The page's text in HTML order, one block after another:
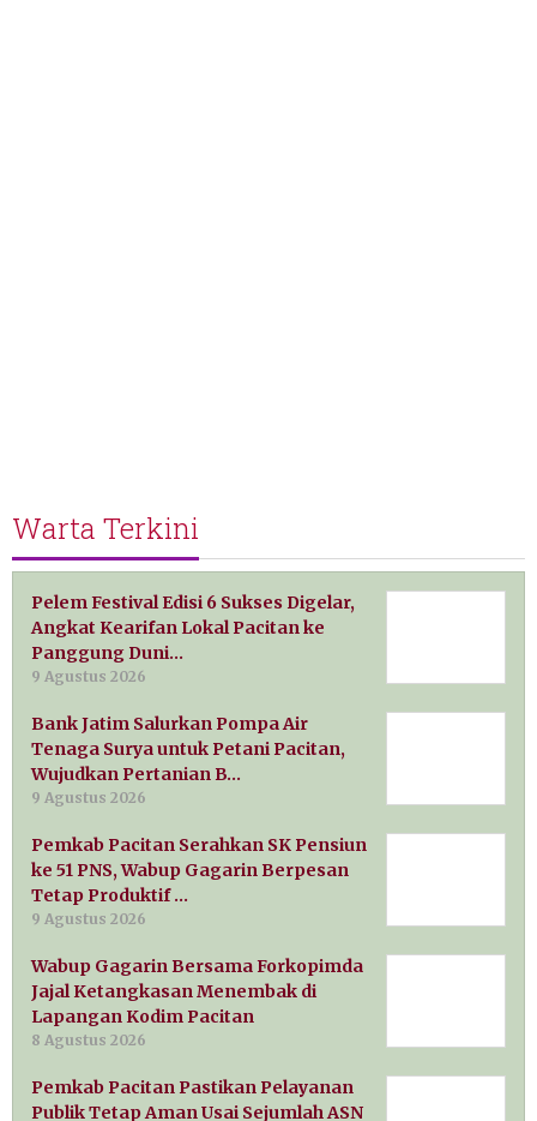
Warta Terkini
Pelem Festival Edisi 6 Sukses Digelar,
Angkat Kearifan Lokal Pacitan ke
Panggung Duni…
9 Agustus 2026
Bank Jatim Salurkan Pompa Air
Tenaga Surya untuk Petani Pacitan,
Wujudkan Pertanian B…
9 Agustus 2026
Pemkab Pacitan Serahkan SK Pensiun
ke 51 PNS, Wabup Gagarin Berpesan
Tetap Produktif …
9 Agustus 2026
Wabup Gagarin Bersama Forkopimda
Jajal Ketangkasan Menembak di
Lapangan Kodim Pacitan
8 Agustus 2026
Pemkab Pacitan Pastikan Pelayanan
Publik Tetap Aman Usai Sejumlah ASN